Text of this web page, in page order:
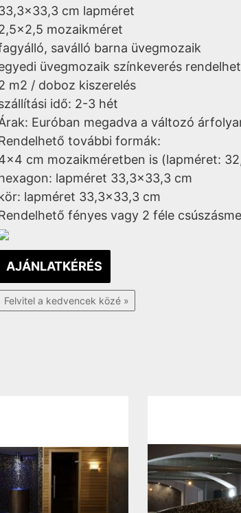
cm lapméret
mozaikméret
saválló barna üvegmozaik
üvegmozaik színkeverés
m2 / doboz kiszerelés
idő: 2-3 hét
Euróban megadva a változó
további formák:
cm mozaikméretben is (lapméret:
lapméret 33,3x33,3 cm
lapméret 33,3x33,3 cm
fényes vagy 2 féle
AJÁNLATKÉRÉS
Felvitel a kedvencek közé »